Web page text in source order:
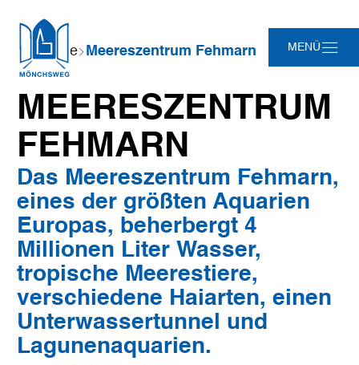
Hauptinhalt
Suche
Navigation
Footer
MENÜ
Sie
sind
hier:
Startseite Meereszentrum Fehmarn
MEERESZENTRUM
FEHMARN
Das Meereszentrum Fehmarn,
eines der größten Aquarien
Europas, beherbergt 4
Millionen Liter Wasser,
tropische Meerestiere,
verschiedene Haiarten, einen
Unterwassertunnel und
Lagunenaquarien.